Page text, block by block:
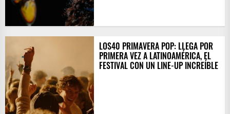
LOS40 PRIMAVERA POP: LLEGA POR
PRIMERA VEZ A LATINOAMÉRICA, EL
FESTIVAL CON UN LINE-UP INCREÍBLE